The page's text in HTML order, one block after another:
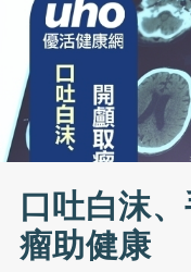
口吐白沫
瘤助健康